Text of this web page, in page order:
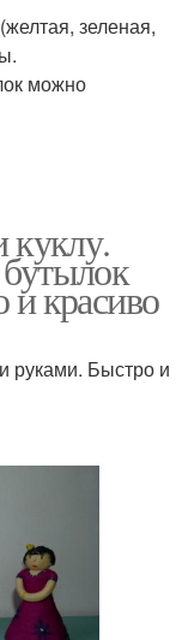
зеленая,
можно
куклу.
красиво
руками. Быстро и